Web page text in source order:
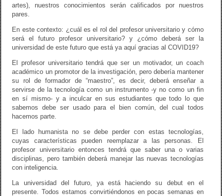
artes), nuestros conocimientos serán calificados por nuestros
pares.
En este contexto: ¿cuál es el rol del profesor universitario y cómo
será el futuro profesor universitario? y ¿cómo deberá ser la
universidad de este futuro que está ya aquí gracias al COVID19?
El profesor universitario tendrá que ser un motivador, un coach
académico un promotor de la investigación, pero debería mantener
su rol de formador de “maestro”, es decir, deberá enseñar a
servirse de la tecnología como un instrumento -y no como un fin
en sí mismo- y a inculcar en sus estudiantes que todo lo que
sabemos debe ser usado para el bien común, del cual todos
hacemos parte.
El lado humanista no se debe perder con estas tecnologías,
cuyas características pueden reemplazar a las personas. El
profesor universitario entonces tendrá que saber una o varias
disciplinas, pero también deberá manejar las nuevas tecnologías
con inteligencia.
La universidad del futuro, ya está haciendo su debut en el
presente. Todos estamos convirtiéndonos en pocas semanas en